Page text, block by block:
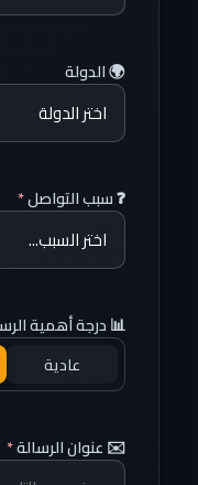
🌍 الدولة
❓ سبب التواصل*
📊 درجة أهمية
عادية
✉️ عنوان الرسالة*